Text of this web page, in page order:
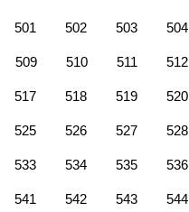
501 502 503 504
509 510 511 512
517 518 519 520
525 526 527 528
533 534 535 536
541 542 543 544